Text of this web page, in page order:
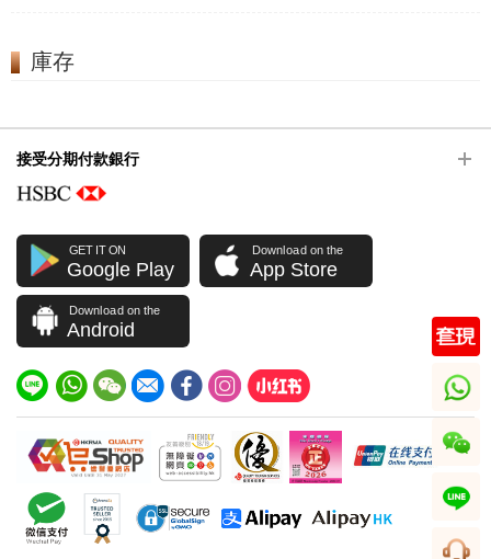
庫存
接受分期付款銀行
GET IT ON
Google Play
Download on the
App Store
Download on the
Android
whatsapp